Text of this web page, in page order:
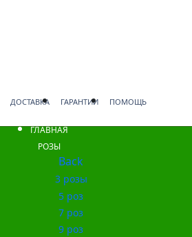
ДОСТАВКА ГАРАНТИИ ПОМОЩЬ
ГЛАВНАЯ
РОЗЫ
Back
3 розы
5 роз
7 роз
9 роз